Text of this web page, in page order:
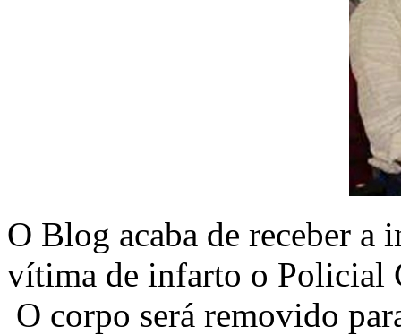
O Blog acaba de receber a
vítima de infarto o Policial
O corpo será removido